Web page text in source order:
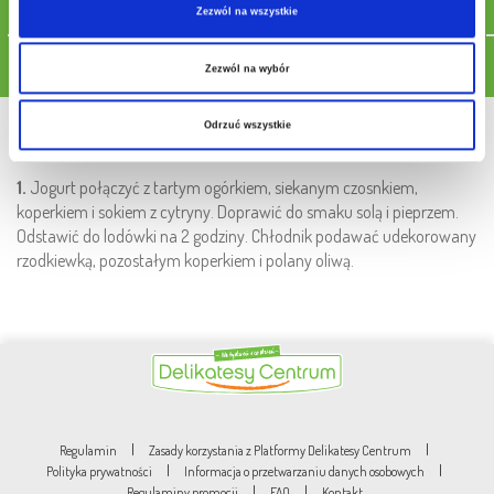
Zezwól na wszystkie
Zezwól na wybór
Odrzuć wszystkie
Sposób przygotowania
1. Jogurt połączyć z tartym ogórkiem, siekanym czosnkiem,
koperkiem i sokiem z cytryny. Doprawić do smaku solą i pieprzem.
Odstawić do lodówki na 2 godziny. Chłodnik podawać udekorowany
rzodkiewką, pozostałym koperkiem i polany oliwą.
Regulamin | Zasady korzystania z Platformy Delikatesy Centrum |
Polityka prywatności | Informacja o przetwarzaniu danych osobowych |